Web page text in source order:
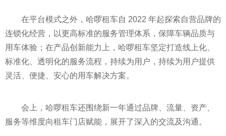
在平台模式之外，哈啰租车自 2022 年起探索自营品牌的
连锁化经营，以更高标准的服务管理体系，保障车辆品质与
用车体验；在产品创新能力上，哈啰租车坚定打造线上化、
标准化、透明化的服务流程，持续为用户，持续为用户提供
灵活、便捷、安心的用车解决方案。
会上，哈啰租车还围绕新一年通过品牌、流量、资产、
服务等维度向租车门店赋能，展开了深入的交流及沟通。